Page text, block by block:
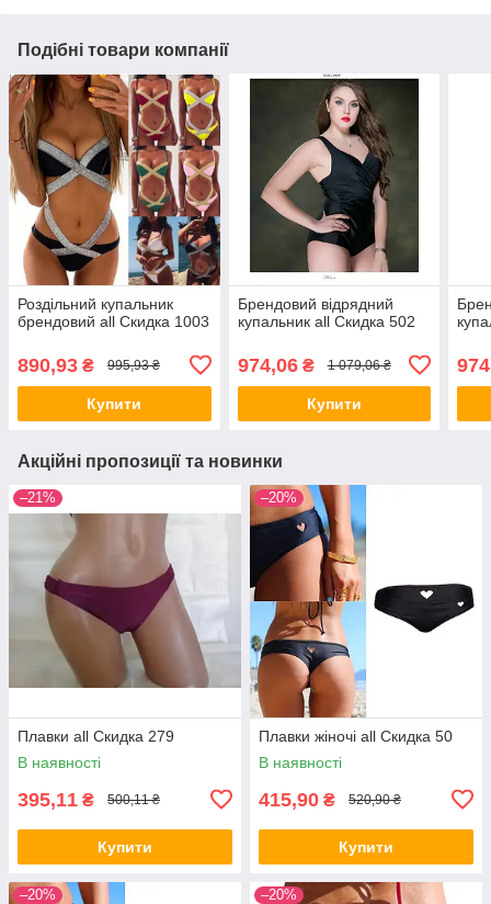
Подібні товари компанії
Роздільний купальник
брендовий all Скидка 1003
890,93 ₴ 995,93 ₴
Купити
Брендовий відрядний
купальник all Скидка 502
974,06₴ 1 079,06 ₴
Купити
Акційні пропозиції та новинки
–21%
Плавки all Скидка 279
В наявності
395,11 ₴ 500,11 ₴
Купити
–20%
Плавки жіночі all Скидка 50
В наявності
415,90 ₴ 520,90 ₴
Купити
–20% –20%